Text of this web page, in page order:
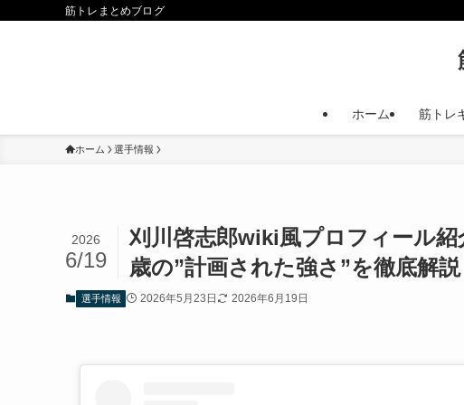
筋トレまとめブログ
ホーム 筋トレ
ホーム 選手情報
刈川啓志郎wiki風プロフィール
歳の”計画された強さ”を徹底解説
2026
6/19
選手情報 2026年5月23日 2026年6月19日